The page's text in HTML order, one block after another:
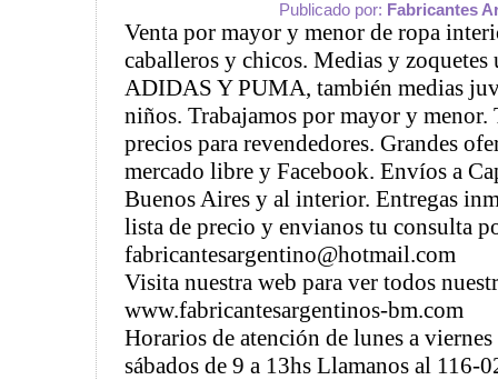
Publicado por: Fabricantes
Venta por mayor y menor de ropa
caballeros y chicos. Medias y
ADIDAS Y PUMA, también medias
niños. Trabajamos por mayor y menor.
precios para revendedores. Grandes
mercado libre y Facebook. Envíos a
Buenos Aires y al interior. Entregas
lista de precio y envianos tu consulta
fabricantesargentino@hotmail.com
Visita nuestra web para ver todos
www.fabricantesargentinos-bm.com
Horarios de atención de lunes a
sábados de 9 a 13hs Llamanos al 116-